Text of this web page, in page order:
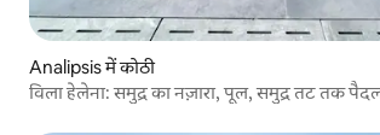
Analipsis में कोठी
विला हेलेना: समुद्र का नज़ारा, पूल, समुद्र तट तक